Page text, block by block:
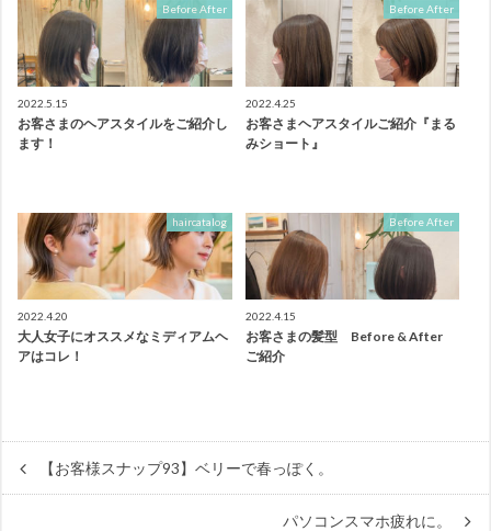
Before After
2022.5.15
お客さまのヘアスタイルをご紹介し
ます！
Before After
2022.4.25
お客さまヘアスタイルご紹介『まる
みショート』
haircatalog
2022.4.20
大人女子にオススメなミディアムヘ
アはコレ！
Before After
2022.4.15
お客さまの髪型 Before & After
ご紹介
【お客様スナップ93】ベリーで春っぽく。
パソコンスマホ疲れに。